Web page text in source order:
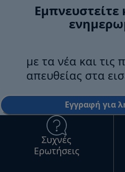
Εμπνευστείτε
με τα νέα και τις
απευθείας στα
Εγγραφή για
Συχνές
Ερωτήσεις